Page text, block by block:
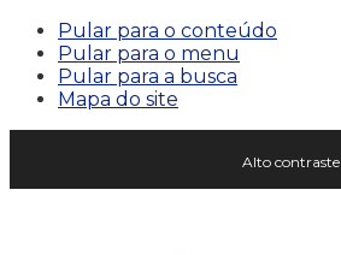
Pular para o conteúdo
Pular para o menu
Pular para a busca
Mapa do site
Alto contraste